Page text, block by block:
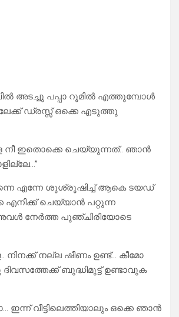
അടച്ചു പപ്പാ റൂമിൽ എത്തുമ്പോൾ
ഡ്രസ്സ്‌ ഒക്കെ എടുത്തു
നീ ഇതൊക്കെ ചെയ്യുന്നത്.. ഞാൻ
എന്നേ ശുശ്രൂഷിച്ച് ആകെ ടയഡ്
ചെയ്യാൻ പറ്റുന്ന
നേർത്ത പുഞ്ചിരിയോടെ
നല്ല ഷീണം ഉണ്ട്‌… കീമോ
ബുദ്ധിമുട്ട് ഉണ്ടാവുക
ഇന്ന് വീട്ടിലെത്തിയാലും ഒക്കെ ഞാൻ